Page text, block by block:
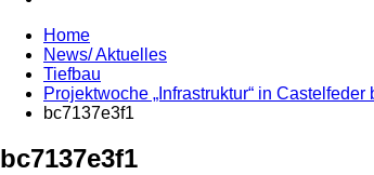
Home
News/ Aktuelles
Tiefbau
Projektwoche „Infrastruktur“ in
bc7137e3f1
bc7137e3f1